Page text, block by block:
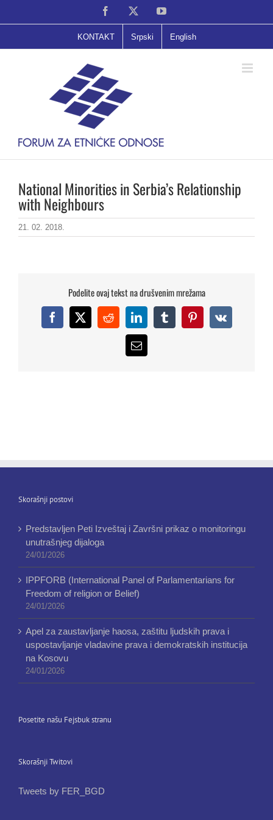
Facebook YouTube
KONTAKT Srpski English
National Minorities in Serbia’s Relationship
with Neighbours
21. 02. 2018.
Podelite ovaj tekst na drušvenim mrežama
Facebook
X RedditLinkedInTumblrPinterest
Vk
Email
Skorašnji postovi
Predstavljen Peti Izveštaj i Završni prikaz o monitoringu
unutrašnjeg dijaloga
24/01/2026
IPPFORB (International Panel of Parlamentarians for
Freedom of religion or Belief)
24/01/2026
Apel za zaustavljanje haosa, zaštitu ljudskih prava i
uspostavljanje vladavine prava i demokratskih institucija
na Kosovu
24/01/2026
Posetite našu Fejsbuk stranu
Skorašnji Twitovi
Tweets by FER_BGD